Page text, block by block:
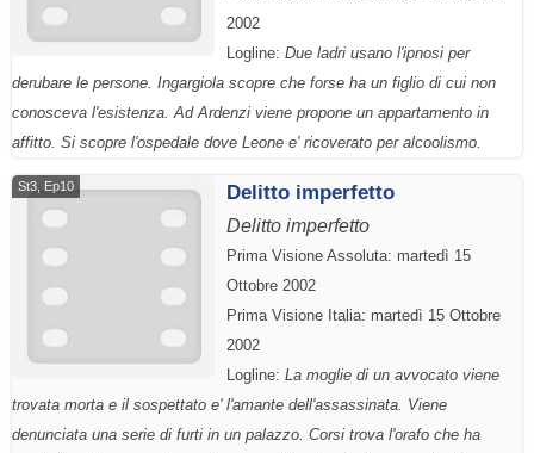
2002
Logline: Due ladri usano l'ipnosi per
derubare le persone. Ingargiola scopre che forse ha un figlio di cui non
conosceva l'esistenza. Ad Ardenzi viene propone un appartamento in
affitto. Si scopre l'ospedale dove Leone e' ricoverato per alcoolismo.
St3, Ep10 Delitto imperfetto
Delitto imperfetto
Prima Visione Assoluta: martedì 15
Ottobre 2002
Prima Visione Italia: martedì 15 Ottobre
2002
Logline: La moglie di un avvocato viene
trovata morta e il sospettato e' l'amante dell'assassinata. Viene
denunciata una serie di furti in un palazzo. Corsi trova l'orafo che ha